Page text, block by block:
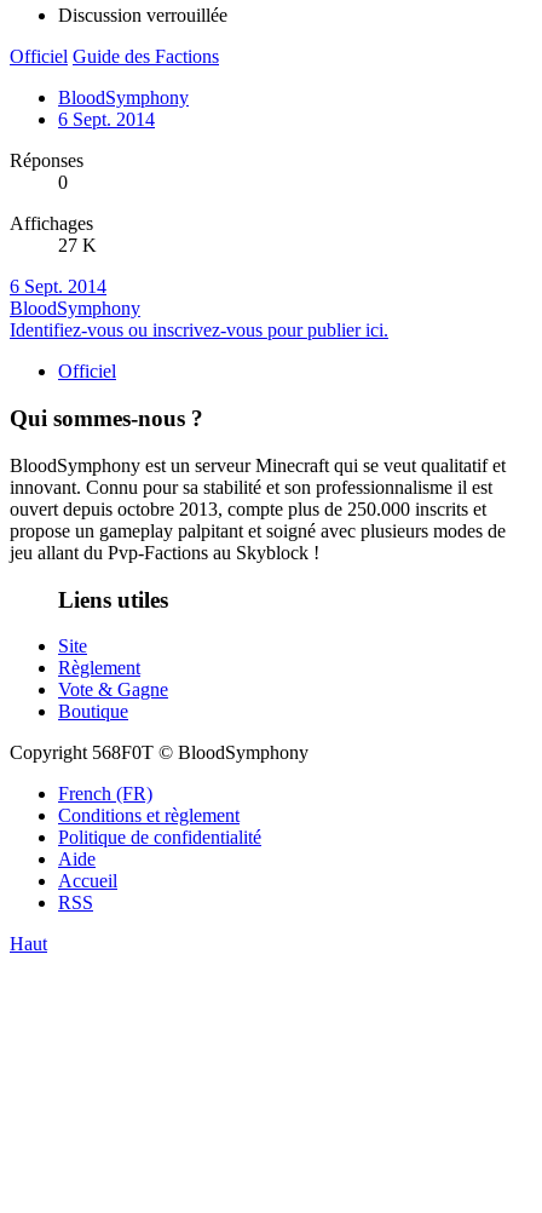
Discussion verrouillée
Officiel Guide des Factions
BloodSymphony
6 Sept. 2014
Réponses
0
Affichages
27 K
6 Sept. 2014
BloodSymphony
Identifiez-vous ou inscrivez-vous pour publier ici.
Officiel
Qui sommes-nous ?
BloodSymphony est un serveur Minecraft qui se veut qualitatif et
innovant. Connu pour sa stabilité et son professionnalisme il est
ouvert depuis octobre 2013, compte plus de 250.000 inscrits et
propose un gameplay palpitant et soigné avec plusieurs modes de
jeu allant du Pvp-Factions au Skyblock !
Liens utiles
Site
Règlement
Vote & Gagne
Boutique
Copyright 568F0T © BloodSymphony
French (FR)
Conditions et règlement
Politique de confidentialité
Aide
Accueil
RSS
Haut